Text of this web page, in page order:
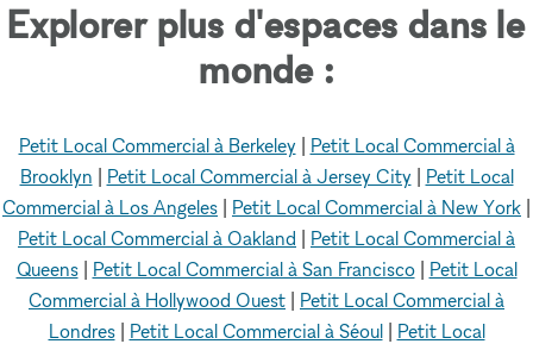
Explorer plus d'espaces dans le
monde :
Petit Local Commercial à Berkeley
Petit Local Commercial à
Brooklyn
Petit Local Commercial à Jersey City
Petit Local
Commercial à Los Angeles
Petit Local Commercial à New York
Petit Local Commercial à Oakland
Petit Local Commercial à
Queens| Petit Local Commercial à San Francisco| Petit Local
Commercial à Hollywood Ouest
Petit Local Commercial à
Londres| Petit Local Commercial à Séoul| Petit Local